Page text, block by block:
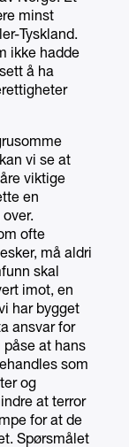
minst
Tyskland.
ikke hadde
å ha
vi se at
viktige
en
ofte
må aldri
skal
imot, en
har bygget
ansvar for
påse at hans
som
og
at terror
for at de
Spørsmålet